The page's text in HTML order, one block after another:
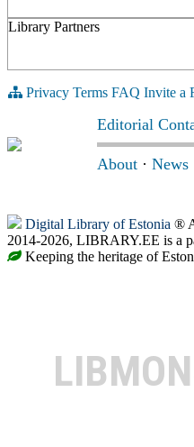
Library Partners
Privacy Terms FAQ Invite a
Editorial
About · News
Digital Library of Estonia ®
2014-2026, LIBRARY.EE is a
Keeping the heritage of